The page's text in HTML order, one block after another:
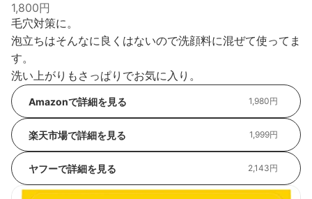
1,800円
毛穴対策に。
泡立ちはそんなに良くはないので洗顔料に混ぜて使ってま
す。
洗い上がりもさっぱりでお気に入り。
Amazonで詳細を見る 1,980円
楽天市場で詳細を見る 1,999円
ヤフーで詳細を見る 2,143円